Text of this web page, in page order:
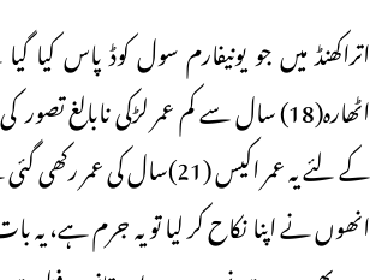
اتراکھنڈ میں جو یونیفارم سول کوڈ پاس
اٹھارہ(18) سال سے کم عمر لڑکی نابالغ
کے لئے یہ عمر اکیس (21)سال
انھوں نے اپنا نکاح کر لیا تو یہ جرم ہے،